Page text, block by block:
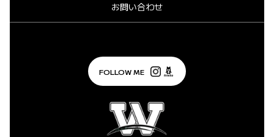
お問い合わせ
FOLLOW ME